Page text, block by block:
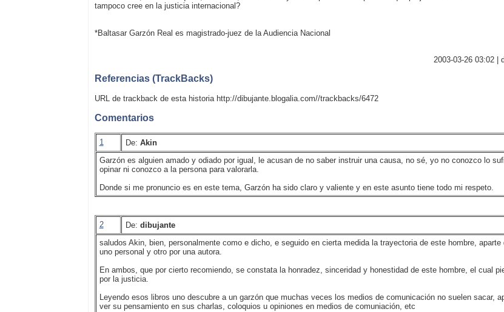
tampoco cree en la justicia internacional?
*Baltasar Garzón Real es magistrado-juez de la Audiencia Nacional
2003-03-26 03:02 |
Referencias (TrackBacks)
URL de trackback de esta historia http://dibujante.blogalia.com//trackbacks/6472
Comentarios
1 De: Akin
Garzón es alguien amado y odiado por igual, le acusan de no saber instruir una causa, no sé, yo no conozco lo
opinar ni conozco a la persona para valorarla.
Donde si me pronuncio es en este tema, Garzón ha sido claro y valiente y en este asunto tiene todo mi respeto.
2 De: dibujante
saludos Akin, bien, personalmente como e dicho, e seguido en cierta medida la trayectoria de este hombre,
uno personal y otro por una autora.
En ambos, que por cierto recomiendo, se constata la honradez, sinceridad y honestidad de este hombre, el cual
por la justicia.
Leyendo esos libros uno descubre a un garzón que muchas veces los medios de comunicación no suelen sacar,
ver su pensamiento en sus charlas, coloquios u opiniones en medios de comuniación, etc